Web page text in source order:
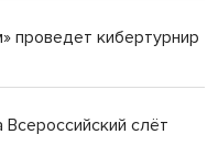
в Искитиме
проведет кибертурнир
слёт